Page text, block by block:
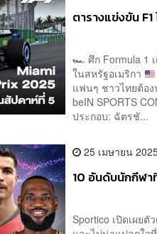
ตารางแข่งขัน
🏎️ ศึก Formula 1
ในสหรัฐอเมริกา
แฟนๆ ชาวไทยต้อ
beIN SPORTS
ประกอบ: ฉัตรชั...
25 เมษายน
10 อันดับนักกีฬา
Sportico เปิดเผย